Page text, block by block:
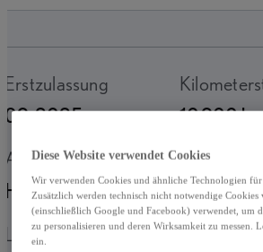
Erstzulassung
09-2025
10.900
Antrieb
Hybrid Benzin
Fahrzeugtyp
Andere
Leistung
Getriebe
Diese Website verwendet Cookies
Wir verwenden Cookies und ähnliche Technologien
Zusätzlich werden technisch nicht notwendige Cookies
(einschließlich Google und Facebook) verwendet, um
zu personalisieren und deren Wirksamkeit zu
ein.